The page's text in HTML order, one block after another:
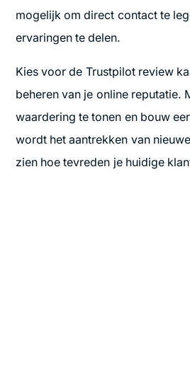
mogelijk om direct contact te
ervaringen te delen.
Kies voor de Trustpilot review
beheren van je online reputatie.
waardering te tonen en bouw
wordt het aantrekken van
zien hoe tevreden je huidige